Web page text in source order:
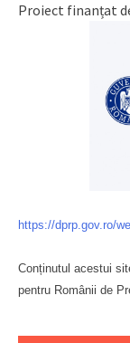
Proiect finanțat
https://dprp.gov.ro/
Conținutul acestui
pentru Românii de